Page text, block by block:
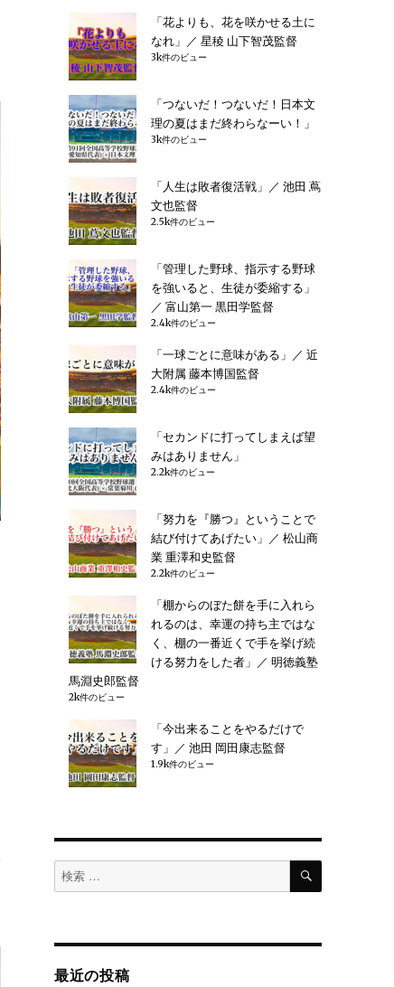
「花よりも、花を咲かせる土に
なれ」／ 星稜 山下智茂監督
3k件のビュー
「つないだ！つないだ！日本文
理の夏はまだ終わらなーい！」
3k件のビュー
「人生は敗者復活戦」／ 池田 蔦
文也監督
2.5k件のビュー
「管理した野球、指示する野球
を強いると、生徒が委縮する」
／ 富山第一 黒田学監督
2.4k件のビュー
「一球ごとに意味がある」／ 近
大附属 藤本博国監督
2.4k件のビュー
「セカンドに打ってしまえば望
みはありません」
2.2k件のビュー
「努力を『勝つ』ということで
結び付けてあげたい」／ 松山商
業 重澤和史監督
2.2k件のビュー
「棚からのぼた餅を手に入れら
れるのは、幸運の持ち主ではな
く、棚の一番近くで手を挙げ続
ける努力をした者」／ 明徳義塾
馬淵史郎監督
2k件のビュー
「今出来ることをやるだけで
す」／ 池田 岡田康志監督
1.9k件のビュー
検
索
検
最近の投稿